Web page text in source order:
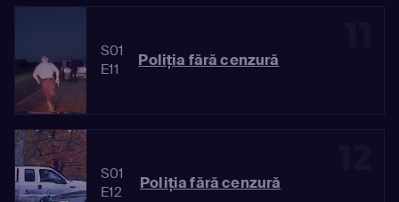
S01
E11
Poliția fără cenzură
S01
E12
Poliția fără cenzură